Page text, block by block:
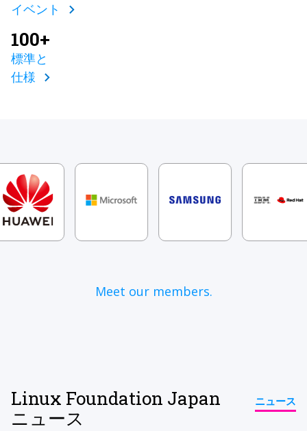
イベント
100+
標準と
仕様
Meet our members.
Linux Foundation Japan
ニュース
ニュース